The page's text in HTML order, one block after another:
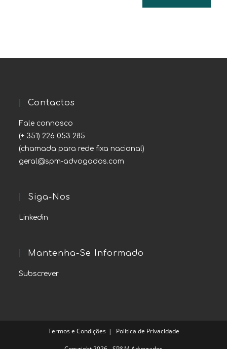
Contactos
Fale connosco
(+ 351) 226 053 285
(chamada para rede fixa nacional)
geral@spm-advogados.com
Siga-Nos
Linkedin
Mantenha-Se Informado
Subscrever
Termos e Condições Política de Privacidade